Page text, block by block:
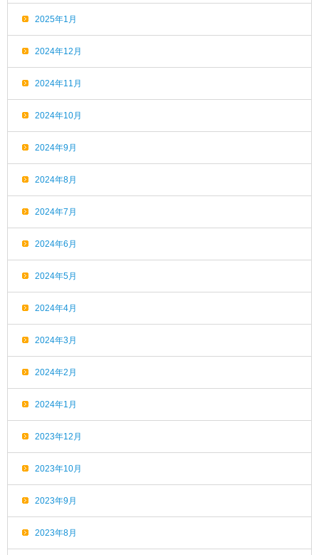
2025年1月
2024年12月
2024年11月
2024年10月
2024年9月
2024年8月
2024年7月
2024年6月
2024年5月
2024年4月
2024年3月
2024年2月
2024年1月
2023年12月
2023年10月
2023年9月
2023年8月